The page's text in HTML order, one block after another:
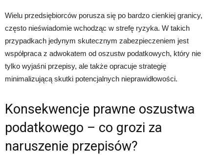
Wielu przedsiębiorców porusza się po bardzo cienkiej granicy,
często nieświadomie wchodząc w strefę ryzyka. W takich
przypadkach jedynym skutecznym zabezpieczeniem jest
współpraca z adwokatem od oszustw podatkowych, który nie
tylko wyjaśni przepisy, ale także opracuje strategię
minimalizującą skutki potencjalnych nieprawidłowości.
Konsekwencje prawne oszustwa
podatkowego – co grozi za
naruszenie przepisów?